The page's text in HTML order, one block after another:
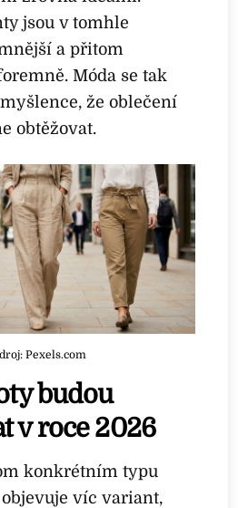
jsou v tomhle
a přitom
Móda se tak
že oblečení
obtěžovat.
Pexels.com
budou
v roce 2026
konkrétním typu
víc variant,